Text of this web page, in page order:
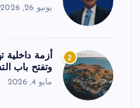
يونيو 26, 2026
2
أزمة داخلية
وتفتح باب
مايو 4, 2026